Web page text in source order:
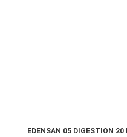
EDENSAN 05 DIGESTION